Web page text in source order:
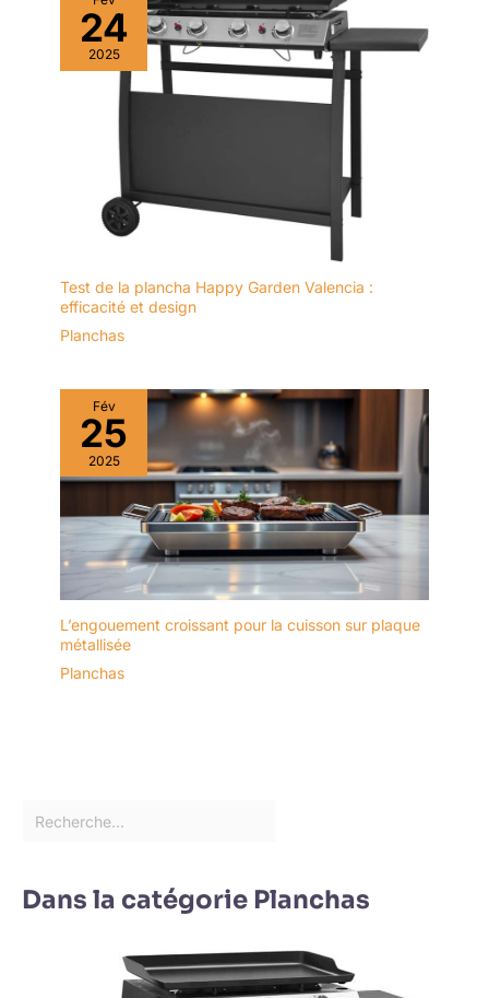
24
2025
Test de la plancha Happy Garden Valencia :
efficacité et design
Planchas
Fév
25
2025
L’engouement croissant pour la cuisson sur plaque
métallisée
Planchas
Dans la catégorie Planchas